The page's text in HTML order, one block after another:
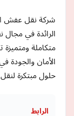
شركة نقل عفش
الرائدة في
متكاملة ومتميزة
الأمان والجودة
حلول مبتكرة
الرابط